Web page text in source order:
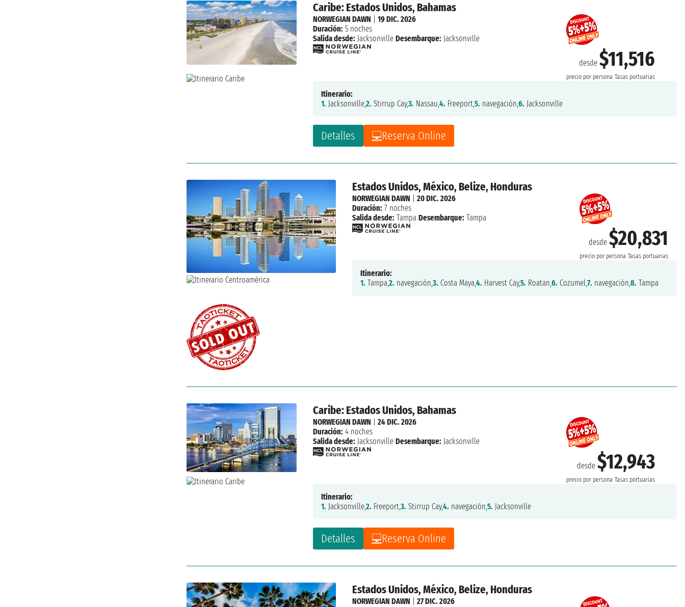
Caribe: Estados Unidos, Bahamas
desde$11,516
precio por persona Tasas portuarias
Detalles Reserva Online
NORWEGIAN DAWN |19 DIC. 2026
Duración: 5 noches
Salida desde: Jacksonville Desembarque: Jacksonville
Itinerario:
1. Jacksonville,2. Stirrup Cay,3. Nassau,4. Freeport,5. navegación,6. Jacksonville
Estados Unidos, México, Belize, Honduras
desde $20,831
precio por persona Tasas portuarias
NORWEGIAN DAWN
20 DIC. 2026
Duración: 7 noches
Salida desde: Tampa Desembarque: Tampa
Itinerario:
1. Tampa,2. navegación,3. Costa Maya,4. Harvest Cay,5. Roatan,6. Cozumel,7. navegación,8. Tampa
Caribe: Estados Unidos, Bahamas
desde$12,943
precio por persona Tasas portuarias
Detalles Reserva Online
NORWEGIAN DAWN |24 DIC. 2026
Duración: 4 noches
Salida desde: Jacksonville Desembarque: Jacksonville
Itinerario:
1. Jacksonville,2. Freeport,3. Stirrup Cay,4. navegación,5. Jacksonville
Estados Unidos, México, Belize, Honduras
NORWEGIAN DAWN
27 DIC. 2026